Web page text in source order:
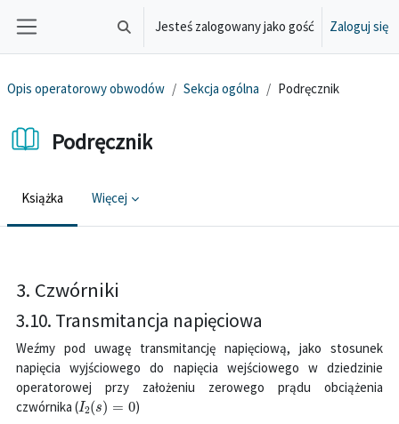
Przejdź do głównej zawartości
Przełącznik wyszukiwarki
Jesteś zalogowany jako gość Zaloguj się
Opis operatorowy obwodów Sekcja ogólna Podręcznik
Podręcznik
Książka Więcej
3. Czwórniki
3.10. Transmitancja napięciowa
Weźmy pod uwagę transmitancję napięciową, jako stosunek
napięcia wyjściowego do napięcia wejściowego w dziedzinie
operatorowej przy założeniu zerowego prądu obciążenia
czwórnika (I2( )= 0 )